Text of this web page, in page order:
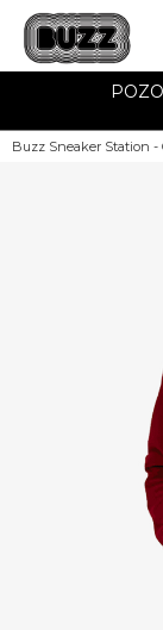
Buzz Sneaker Station